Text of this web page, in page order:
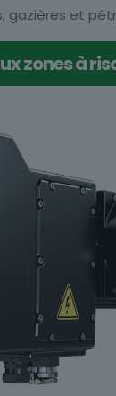
gazières et
zones à